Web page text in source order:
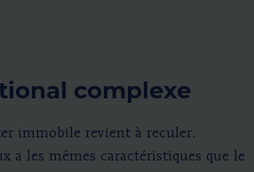
complexe
immobile revient à reculer.
a les mêmes caractéristiques que le